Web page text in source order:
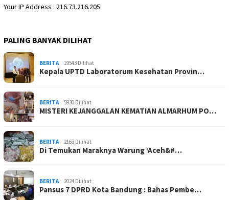
Your IP Address : 216.73.216.205
PALING BANYAK DILIHAT
BERITA 19543 Dilihat
Kepala UPTD Laboratorum Kesehatan Provin…
BERITA 5930 Dilihat
MISTERI KEJANGGALAN KEMATIAN ALMARHUM PO…
BERITA 2163 Dilihat
Di Temukan Maraknya Warung ‘Aceh&#…
BERITA 2024 Dilihat
Pansus 7 DPRD Kota Bandung : Bahas Pembe…